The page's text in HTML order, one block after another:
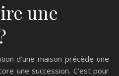
une
d’une maison précède une
une succession. C’est pour